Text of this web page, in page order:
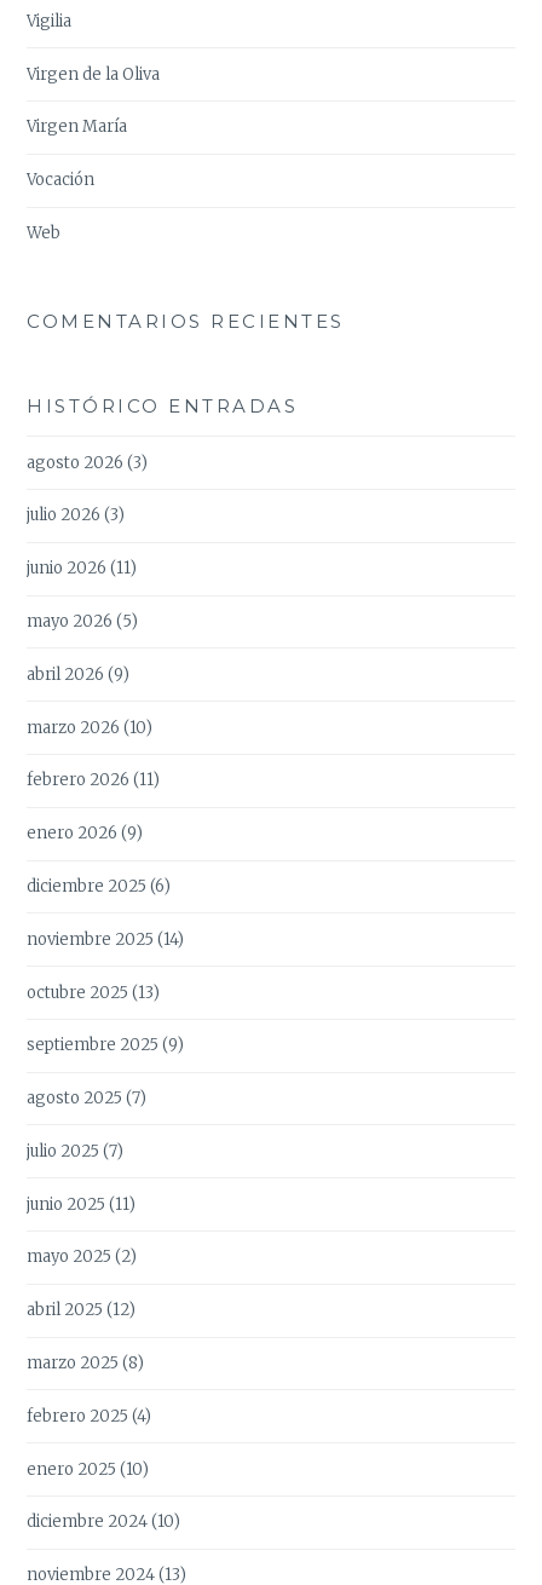
Vigilia
Virgen de la Oliva
Virgen María
Vocación
Web
COMENTARIOS RECIENTES
HISTÓRICO ENTRADAS
agosto 2026 (3)
julio 2026 (3)
junio 2026 (11)
mayo 2026 (5)
abril 2026 (9)
marzo 2026 (10)
febrero 2026 (11)
enero 2026 (9)
diciembre 2025 (6)
noviembre 2025 (14)
octubre 2025 (13)
septiembre 2025 (9)
agosto 2025 (7)
julio 2025 (7)
junio 2025 (11)
mayo 2025 (2)
abril 2025 (12)
marzo 2025 (8)
febrero 2025 (4)
enero 2025 (10)
diciembre 2024(10)
noviembre 2024(13)